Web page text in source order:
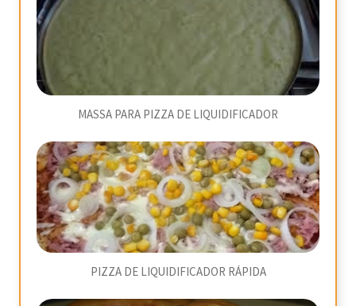
MASSA PARA PIZZA DE LIQUIDIFICADOR
PIZZA DE LIQUIDIFICADOR RÁPIDA